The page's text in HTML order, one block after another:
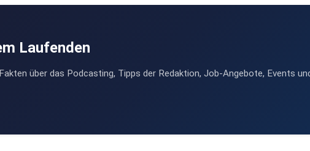
Laufenden
über das Podcasting, Tipps der Redaktion, Job-Angebote, Events